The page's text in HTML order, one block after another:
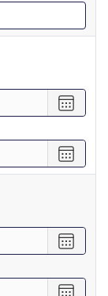
een
vanaf
een
met
een
vanaf